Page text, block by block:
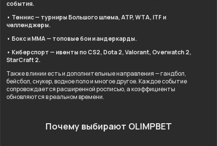
события.
• Теннис — турниры Большого шлема, ATP, WTA, ITF и
челленджеры.
• Бокс и ММА — топовые бои и андеркарды.
• Киберспорт — ивенты по CS2, Dota 2, Valorant, Overwatch 2,
StarCraft 2.
Также в линии есть и дополнительные направления — гандбол,
бейсбол, снукер, водное поло и многое другое. Каждое событие
сопровождается расширенной росписью, а коэффициенты
обновляются в реальном времени.
Почему выбирают OLIMPBET